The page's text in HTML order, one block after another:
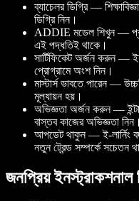
ব্যাচেলর ডিগ্রি —
ডিগ্রি নিন।
ADDIE মডেল শিখুন —
এই পদ্ধতিই থাকে।
সার্টিফিকেট অর্জন করুন —
প্রোগ্রামে অংশ নিন।
মাস্টার্স ভাবতে পারেন —
মূল্যায়ন হয়।
অভিজ্ঞতা অর্জন করুন —
বাস্তব কাজের অভিজ্ঞতা নিন।
আপডেট থাকুন — ই-লার্নিং
নতুন ট্রেন্ড সম্পর্কে সচেতন
জনপ্রিয় ইনস্ট্রাকশনাল